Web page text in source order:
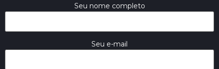
Seu nome completo
Seu e-mail